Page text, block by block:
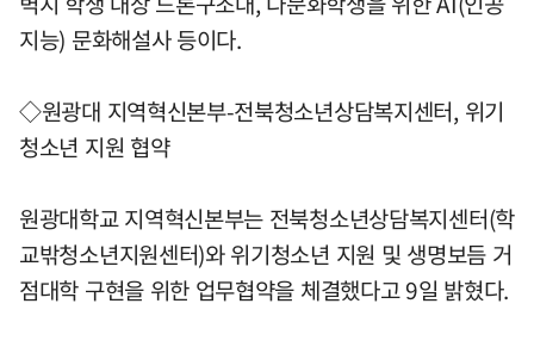
지능) 문화해설사 등이다.
◇원광대 지역혁신본부-전북청소년상담복지센터, 위기
청소년 지원 협약
원광대학교 지역혁신본부는 전북청소년상담복지센터(학
교밖청소년지원센터)와 위기청소년 지원 및 생명보듬 거
점대학 구현을 위한 업무협약을 체결했다고 9일 밝혔다.